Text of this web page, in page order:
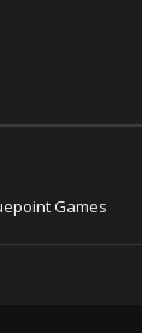
Games